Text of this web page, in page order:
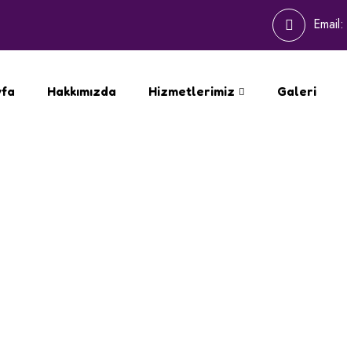
Email:
Hakkımızda Hizmetlerimiz Galeri